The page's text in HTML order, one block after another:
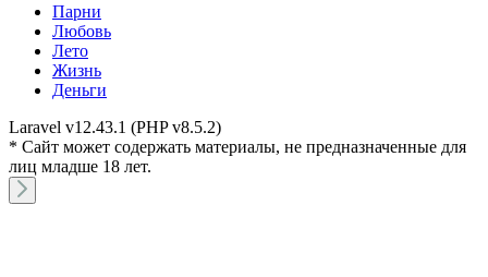
Парни
Любовь
Лето
Жизнь
Деньги
Laravel v12.43.1 (PHP v8.5.2)
* Сайт может содержать материалы, не предназначенные для
лиц младше 18 лет.